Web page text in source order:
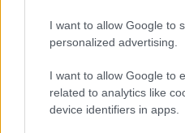
I want to allow Google to
personalized advertising.
I want to allow Google to
related to analytics like
device identifiers in apps.
Κριστιάνο Ρονάλντο
αγωνίζεται στη
Νασρ, αφού έχει